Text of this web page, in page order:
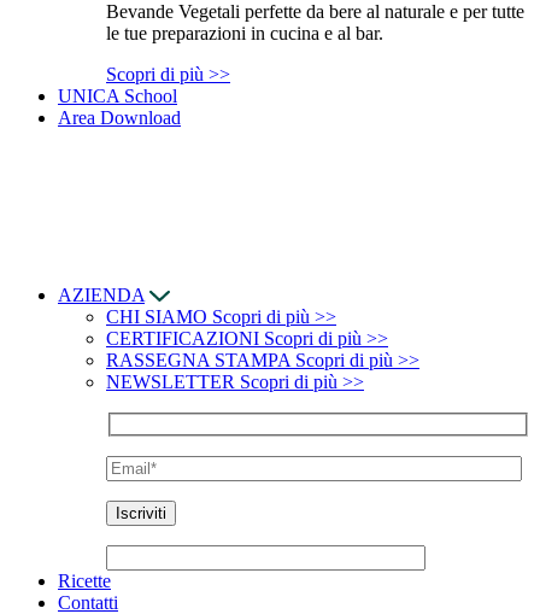
Bevande Vegetali perfette da bere al naturale e per tutte
le tue preparazioni in cucina e al bar.
Scopri di più >>
UNICA School
Area Download
AZIENDA
CHI SIAMO Scopri di più >>
CERTIFICAZIONI Scopri di più >>
RASSEGNA STAMPA Scopri di più >>
NEWSLETTER Scopri di più >>
Ricette
Contatti